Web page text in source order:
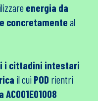
energia da
concretamente al
i cittadini intestari
il cui POD rientri
AC001E01008